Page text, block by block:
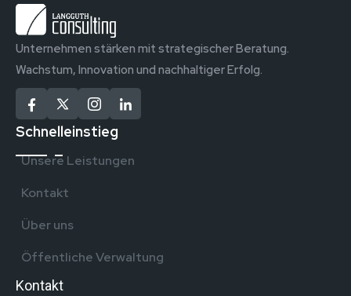
Unternehmen stärken mit strategischer Beratung.
Wachstum, Innovation und nachhaltiger Erfolg.
Schnelleinstieg
Unsere Leistungen
Kontakt
Über uns
Öffentliche Verwaltung
Kontakt